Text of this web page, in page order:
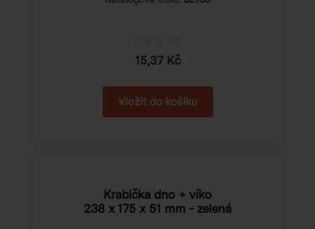
15,37 Kč
Krabička dno + víko
238 x 175 x 51 mm - zelená